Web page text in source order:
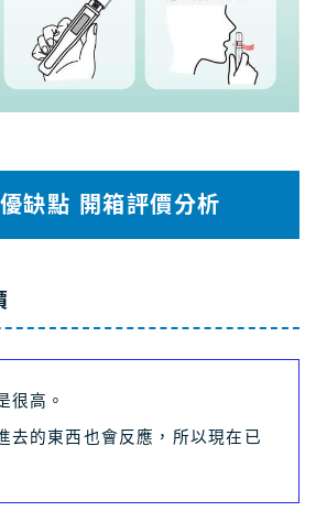
缺點 開箱評價分析
很高。
去的東西也會反應，所以現在已